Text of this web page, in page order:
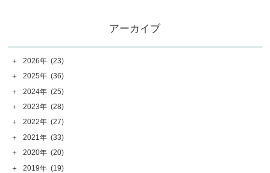
アーカイブ
＋ 2026年 (23)
＋
2025年 (36)
＋
2024年 (25)
＋
2023年 (28)
＋
2022年 (27)
＋
2021年 (33)
＋
2020年 (20)
＋
2019年 (19)